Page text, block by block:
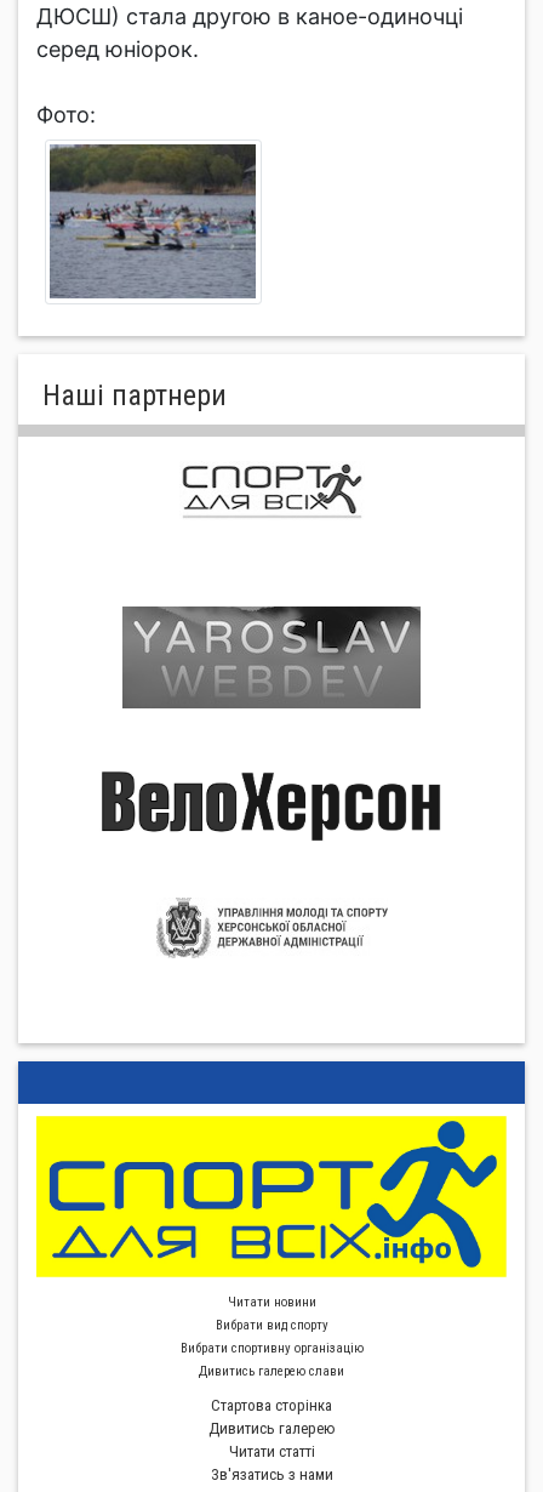
ДЮСШ) стала другою в каное-одиночці
серед юніорок.
Фото:
Нашi партнери
Читати новини
Вибрати вид спорту
Вибрати спортивну органiзацiю
Дивитись галерею слави
Стартова сторiнка
Дивитись галерею
Читати статті
Зв'язатись з нами